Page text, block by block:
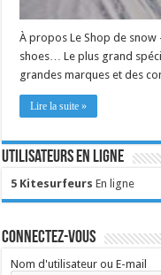
À propos Le Shop de
shoes… Le plus grand
grandes marques et des
Lire la suite »
Utilisateurs en ligne
5 Kitesurfeurs En ligne
Connectez-vous
Nom d'utilisateur ou E-mail